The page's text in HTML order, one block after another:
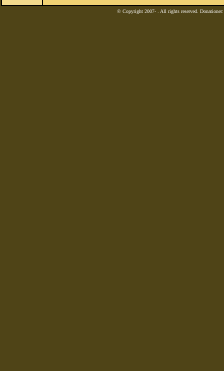
© Copyright 2007- . All rights reserved.